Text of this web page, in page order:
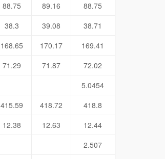
88.75 89.16
88.75
38.3 39.08
38.71
168.65 170.17
169.41
71.29 71.87
72.02
5.0454
415.59 418.72
418.8
12.38 12.63
12.44
2.507